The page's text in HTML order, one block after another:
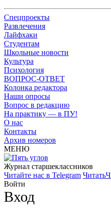
Спецпроекты
Развлечения
Лайфхаки
Студентам
Школьные новости
Культура
Психология
ВОПРОС-ОТВЕТ
Колонка редактора
Наши опросы
Вопрос в редакцию
На практику — в ПУ!
О нас
Контакты
Архив номеров
МЕНЮ
Журнал старшекласcников
Читайте нас в Telegram Читать
Войти
Вход